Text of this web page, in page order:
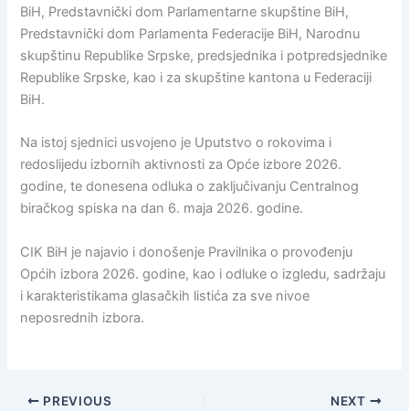
BiH, Predstavnički dom Parlamentarne skupštine BiH,
Predstavnički dom Parlamenta Federacije BiH, Narodnu
skupštinu Republike Srpske, predsjednika i potpredsjednike
Republike Srpske, kao i za skupštine kantona u Federaciji
BiH.
Na istoj sjednici usvojeno je Uputstvo o rokovima i
redoslijedu izbornih aktivnosti za Opće izbore 2026.
godine, te donesena odluka o zaključivanju Centralnog
biračkog spiska na dan 6. maja 2026. godine.
CIK BiH je najavio i donošenje Pravilnika o provođenju
Općih izbora 2026. godine, kao i odluke o izgledu, sadržaju
i karakteristikama glasačkih listića za sve nivoe
neposrednih izbora.
PREVIOUS NEXT